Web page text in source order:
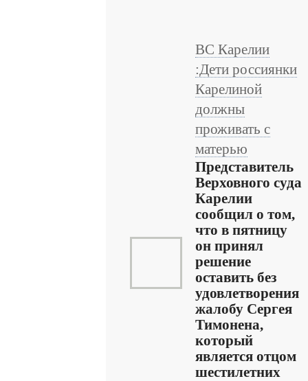
ВС Карелии
:Дети россиянки
Карелиной
должны
проживать с
матерью
Представитель
Верховного суда
Карелии
сообщил о том,
что в пятницу
он принял
решение
оставить без
удовлетворения
жалобу Сергея
Тимонена,
который
является отцом
шестилетних